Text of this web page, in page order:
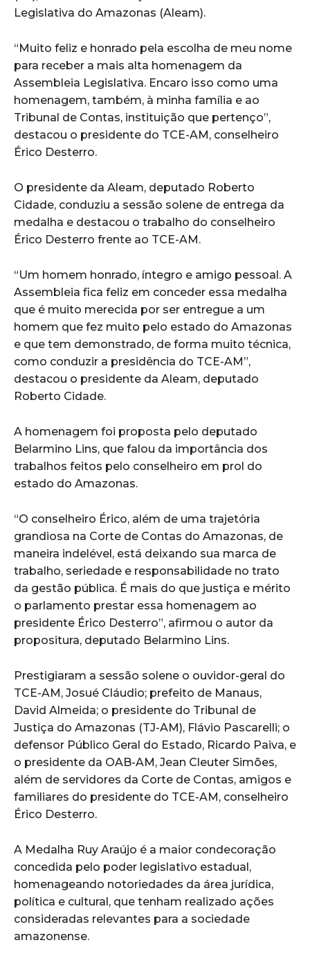
Legislativa do Amazonas (Aleam).
“Muito feliz e honrado pela escolha de meu nome
para receber a mais alta homenagem da
Assembleia Legislativa. Encaro isso como uma
homenagem, também, à minha família e ao
Tribunal de Contas, instituição que pertenço”,
destacou o presidente do TCE-AM, conselheiro
Érico Desterro.
O presidente da Aleam, deputado Roberto
Cidade, conduziu a sessão solene de entrega da
medalha e destacou o trabalho do conselheiro
Érico Desterro frente ao TCE-AM.
“Um homem honrado, íntegro e amigo pessoal. A
Assembleia fica feliz em conceder essa medalha
que é muito merecida por ser entregue a um
homem que fez muito pelo estado do Amazonas
e que tem demonstrado, de forma muito técnica,
como conduzir a presidência do TCE-AM”,
destacou o presidente da Aleam, deputado
Roberto Cidade.
A homenagem foi proposta pelo deputado
Belarmino Lins, que falou da importância dos
trabalhos feitos pelo conselheiro em prol do
estado do Amazonas.
“O conselheiro Érico, além de uma trajetória
grandiosa na Corte de Contas do Amazonas, de
maneira indelével, está deixando sua marca de
trabalho, seriedade e responsabilidade no trato
da gestão pública. É mais do que justiça e mérito
o parlamento prestar essa homenagem ao
presidente Érico Desterro”, afirmou o autor da
propositura, deputado Belarmino Lins.
Prestigiaram a sessão solene o ouvidor-geral do
TCE-AM, Josué Cláudio; prefeito de Manaus,
David Almeida; o presidente do Tribunal de
Justiça do Amazonas (TJ-AM), Flávio Pascarelli; o
defensor Público Geral do Estado, Ricardo Paiva, e
o presidente da OAB-AM, Jean Cleuter Simões,
além de servidores da Corte de Contas, amigos e
familiares do presidente do TCE-AM, conselheiro
Érico Desterro.
A Medalha Ruy Araújo é a maior condecoração
concedida pelo poder legislativo estadual,
homenageando notoriedades da área jurídica,
política e cultural, que tenham realizado ações
consideradas relevantes para a sociedade
amazonense.